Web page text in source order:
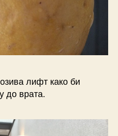
лифт како би
до врата.